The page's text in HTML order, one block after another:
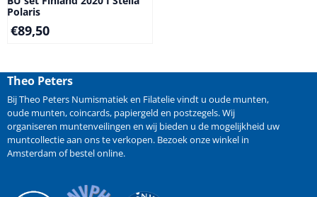
Polaris
€89,50
Theo Peters
Bij Theo Peters Numismatiek en Filatelie vindt u oude munten,
oude munten,coincards, papiergeld en postzegels. Wij
organiseren muntenveilingen en wij bieden u de mogelijkheid uw
muntcollectie aan ons te verkopen. Bezoek onze winkel in
Amsterdam of bestel online.